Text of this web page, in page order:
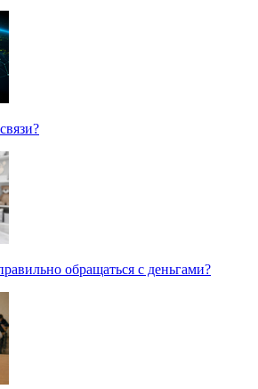
обращаться с деньгами?